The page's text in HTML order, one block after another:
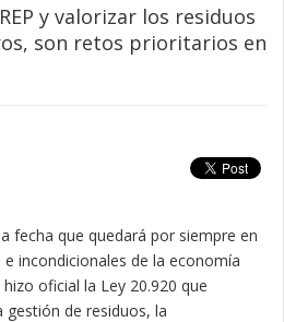
y valorizar los residuos
son retos prioritarios en
fecha que quedará por siempre en
incondicionales de la economía
oficial la Ley 20.920 que
gestión de residuos, la